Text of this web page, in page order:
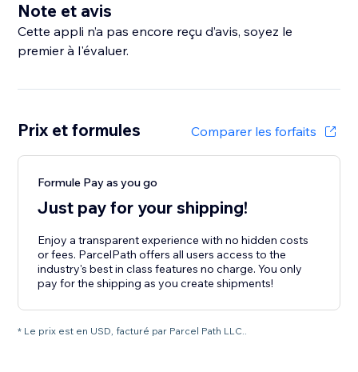
Note et avis
Cette appli n’a pas encore reçu d’avis, soyez le
premier à l'évaluer.
Prix et formules Comparer les forfaits
Formule Pay as you go
Just pay for your shipping!
Enjoy a transparent experience with no hidden costs
or fees. ParcelPath offers all users access to the
industry's best in class features no charge. You only
pay for the shipping as you create shipments!
* Le prix est en USD, facturé par Parcel Path LLC..